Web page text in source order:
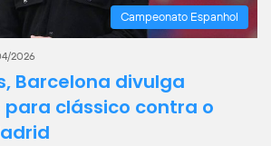
Campeonato Espanhol
2026
Barcelona divulga
clássico contra o